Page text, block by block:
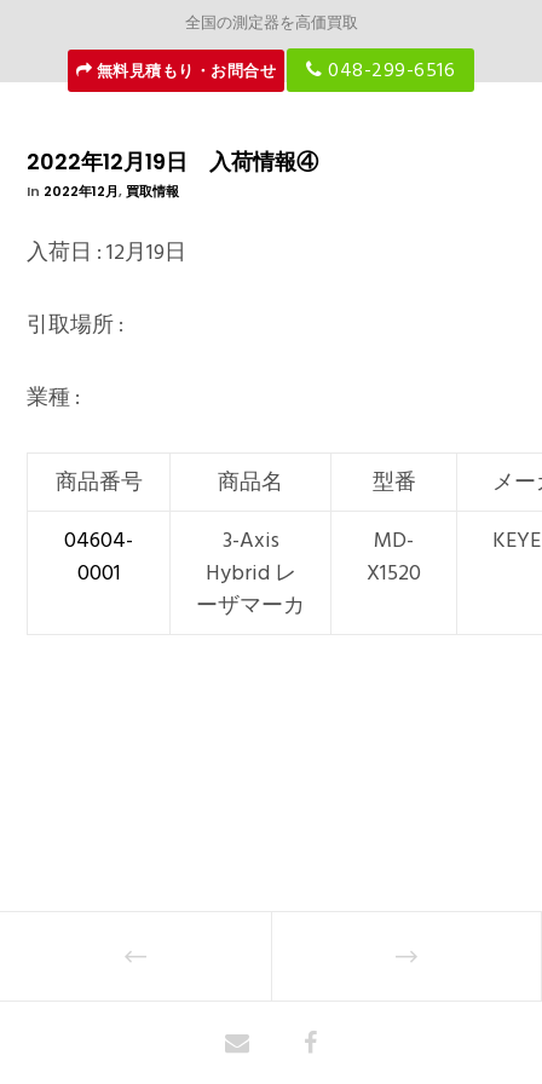
全国の測定器を高価買取
無料見積もり・お問合せ
048-299-6516
2022年12月19日 入荷情報④
In 2022年12月,買取情報
入荷日 : 12月19日
引取場所 :
業種 :
商品番号 商品名 型番
メ
04604-
0001
3-Axis
Hybrid レ
ーザマーカ
MD-
X1520